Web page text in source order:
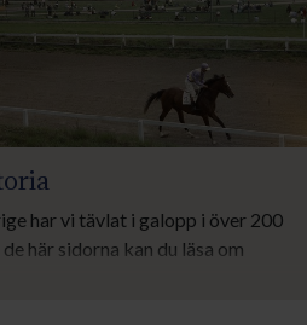
har vi tävlat i galopp i över 200
de här sidorna kan du läsa om